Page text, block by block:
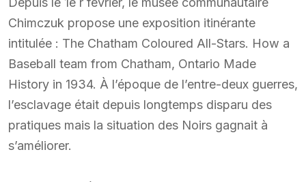
Chimczuk propose une exposition itinérante
intitulée : The Chatham Coloured All-Stars. How a
Baseball team from Chatham, Ontario Made
History in 1934. À l’époque de l’entre-deux guerres,
l’esclavage était depuis longtemps disparu des
pratiques mais la situation des Noirs gagnait à
s’améliorer.